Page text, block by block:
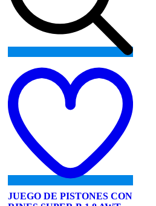
JUEGO DE PISTONES CON